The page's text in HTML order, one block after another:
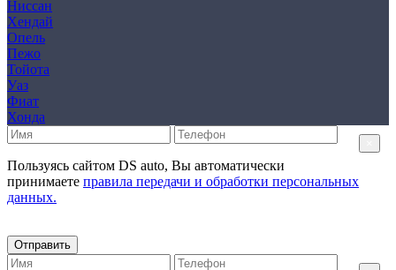
Ниссан
Хендай
Опель
Пежо
Тойота
Уаз
Фиат
Хонда
Пользуясь сайтом DS auto, Вы автоматически
принимаете правила передачи и обработки персональных
данных.
Отправить